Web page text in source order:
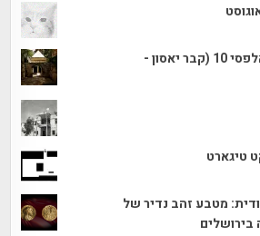
קבר שודד הים מרחוב אלפסי 10 (קבר יאסון -
טיגארט
מטבע זהב נדיר של